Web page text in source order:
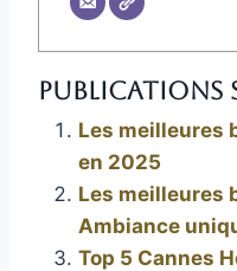
Publications
Les meilleures
en 2025
Les meilleures
Ambiance
Top 5 Cannes